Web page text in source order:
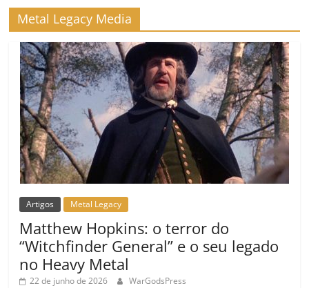
Metal Legacy Media
Artigos Metal Legacy
Matthew Hopkins: o terror do
“Witchfinder General” e o seu legado
no Heavy Metal
22 de junho de 2026 WarGodsPress